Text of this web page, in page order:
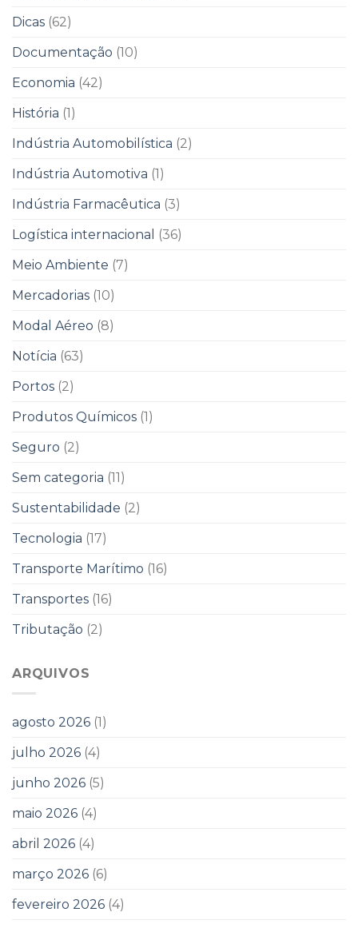
Dicas (62)
Documentação (10)
Economia (42)
História (1)
Indústria Automobilística (2)
Indústria Automotiva (1)
Indústria Farmacêutica (3)
Logística internacional
(36)
Meio Ambiente (7)
Mercadorias (10)
Modal Aéreo (8)
Notícia (63)
Portos (2)
Produtos Químicos (1)
Seguro (2)
Sem categoria (11)
Sustentabilidade (2)
Tecnologia (17)
Transporte Marítimo (16)
Transportes (16)
Tributação (2)
ARQUIVOS
agosto 2026 (1)
julho 2026 (4)
junho 2026 (5)
maio 2026 (4)
abril 2026 (4)
março 2026 (6)
fevereiro 2026 (4)